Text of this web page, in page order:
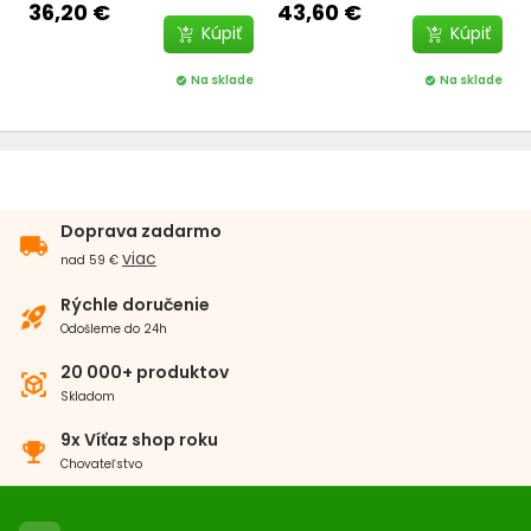
36,20 €
Kúpiť
check_circle Na sklade
43,60 €
Kúpiť
check_circle Na sklade
local_shipping
Doprava zadarmo
nad 59 € viac
rocket_launch Rýchle doručenie
Odošleme do 24h
view_in_ar 20 000+ produktov
Skladom
emoji_events 9x Víťaz shop roku
Chovateľstvo